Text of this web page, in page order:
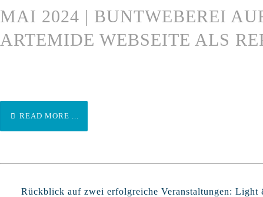
MAI 2024 | BUNTWEBEREI
ARTEMIDE WEBSEITE ALS
READ MORE ...
Rückblick auf zwei erfolgreiche Veranstaltungen: